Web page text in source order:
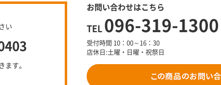
い
ます。
お問い合わせはこちら
TEL 096-319-1300
受付時間 10：00～16：30
店休日:土曜・日曜・祝祭日